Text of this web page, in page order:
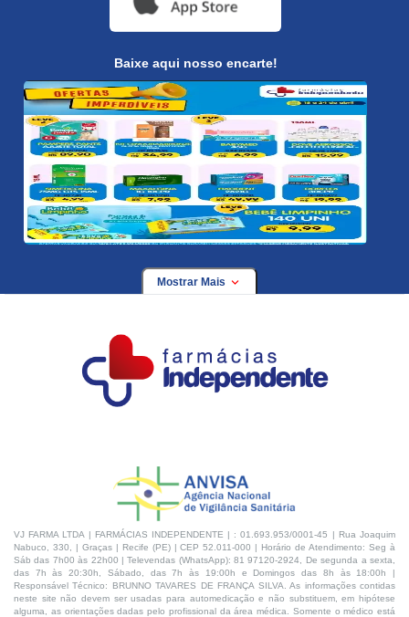
Baixe aqui nosso encarte!
Mostrar Mais
VJ FARMA LTDA | FARMÁCIAS INDEPENDENTE | : 01.693.953/0001-45 | Rua Joaquim
Nabuco, 330, | Graças | Recife (PE) | CEP 52.011-000 | Horário de Atendimento: Seg à
Sáb das 7h00 às 22h00 | Televendas (WhatsApp): 81 97120-2924, De segunda a sexta,
das 7h às 20:30h, Sábado, das 7h às 19:00h e Domingos das 8h às 18:00h |
Responsável Técnico: BRUNNO TAVARES DE FRANÇA SILVA. As informações contidas
neste site não devem ser usadas para automedicação e não substituem, em hipótese
alguma, as orientações dadas pelo profissional da área médica. Somente o médico está